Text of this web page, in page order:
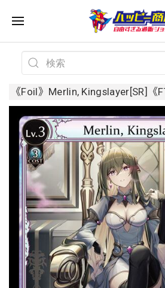
《Foil》Merlin, Kingslayer[SR]《